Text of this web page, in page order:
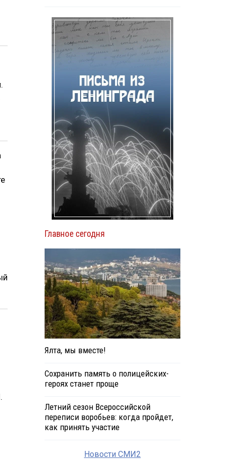
Главное сегодня
Ялта, мы вместе!
Сохранить память о полицейских-
героях станет проще
Летний сезон Всероссийской
переписи воробьев: когда пройдет,
как принять участие
Новости СМИ2